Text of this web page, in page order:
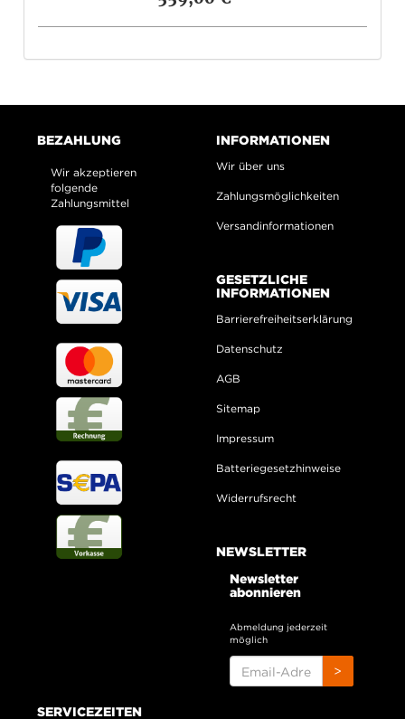
BEZAHLUNG
Wir akzeptieren
folgende
Zahlungsmittel
INFORMATIONEN
Wir über uns
Zahlungsmöglichkeiten
Versandinformationen
GESETZLICHE
INFORMATIONEN
Barrierefreiheitserklärung
Datenschutz
AGB
Sitemap
Impressum
Batteriegesetzhinweise
Widerrufsrecht
NEWSLETTER
Newsletter
abonnieren
Abmeldung jederzeit
möglich
ADRESSE
>
SERVICEZEITEN